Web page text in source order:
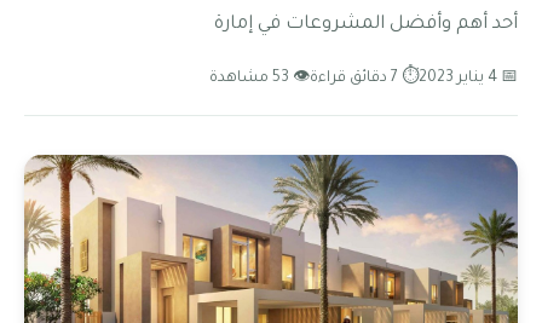
أحد أهم وأفضل المشروعات في إمارة
📅 4 يناير 2023 ⏱ 7 دقائق قراءة 👁 53 مشاهدة